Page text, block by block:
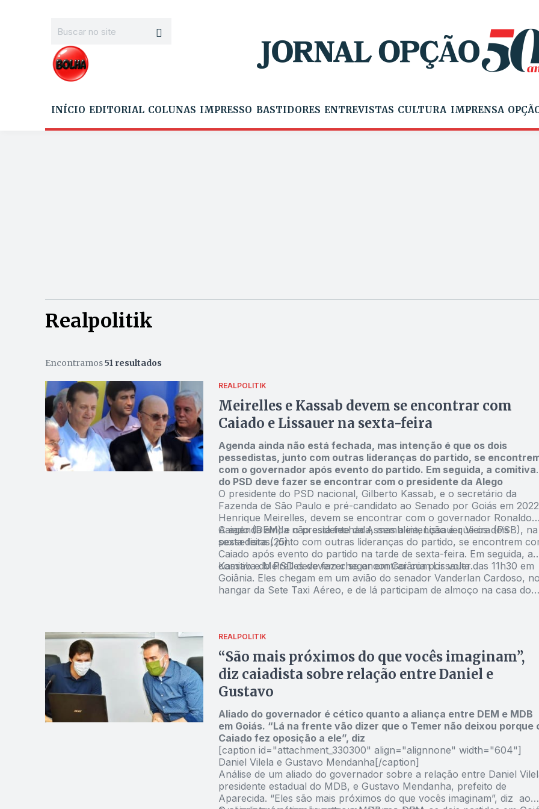
INÍCIO EDITORIAL COLUNAS IMPRESSO BASTIDORES ENTREVISTAS CULTURA IMPRENSA
Realpolitik
Encontramos51 resultados
REALPOLITIK
Meirelles e Kassab devem se encontrar com
Caiado e Lissauer na sexta-feira
Agenda ainda não está fechada, mas intenção é que os dois
pessedistas, junto com outras lideranças do partido, se
com o governador após evento do partido. Em seguida, a comitiva
do PSD deve fazer se encontrar com o presidente da Alego
O presidente do PSD nacional, Gilberto Kassab, e o secretário da
Fazenda de São Paulo e pré-candidato ao Senado por Goiás em
Henrique Meirelles, devem se encontrar com o governador Ronaldo
Caiado (DEM) e o presidente da Assembleia, Lissauer Vieira (PSB), na
sexta-feira (25).
A agenda ainda não está fechada, mas a intenção é que os dois
pessedistas, junto com outras lideranças do partido, se encontrem
Caiado após evento do partido na tarde de sexta-feira. Em seguida, a
comitiva do PSD deve fazer se encontrar com Lissauer.
Kassab e Meirelles devem chegar em Goiânia por volta das 11h30 em
Goiânia. Eles chegam em um avião do senador Vanderlan Cardoso,
hangar da Sete Taxi Aéreo, e de lá participam de almoço na casa do
REALPOLITIK
“São mais próximos do que vocês imaginam”,
diz caiadista sobre relação entre Daniel e
Gustavo
Aliado do governador é cético quanto a aliança entre DEM e MDB
em Goiás. “Lá na frente vão dizer que o Temer não deixou porque
Caiado fez oposição a ele”, diz
[caption id="attachment_330300" align="alignnone" width="604"]
Daniel Vilela e Gustavo Mendanha[/caption]
Análise de um aliado do governador sobre a relação entre Daniel
presidente estadual do MDB, e Gustavo Mendanha, prefeito de
Aparecida. “Eles são mais próximos do que vocês imaginam”, diz ao